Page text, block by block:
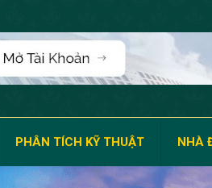
PHÂN TÍCH KỸ THUẬT NHÀ